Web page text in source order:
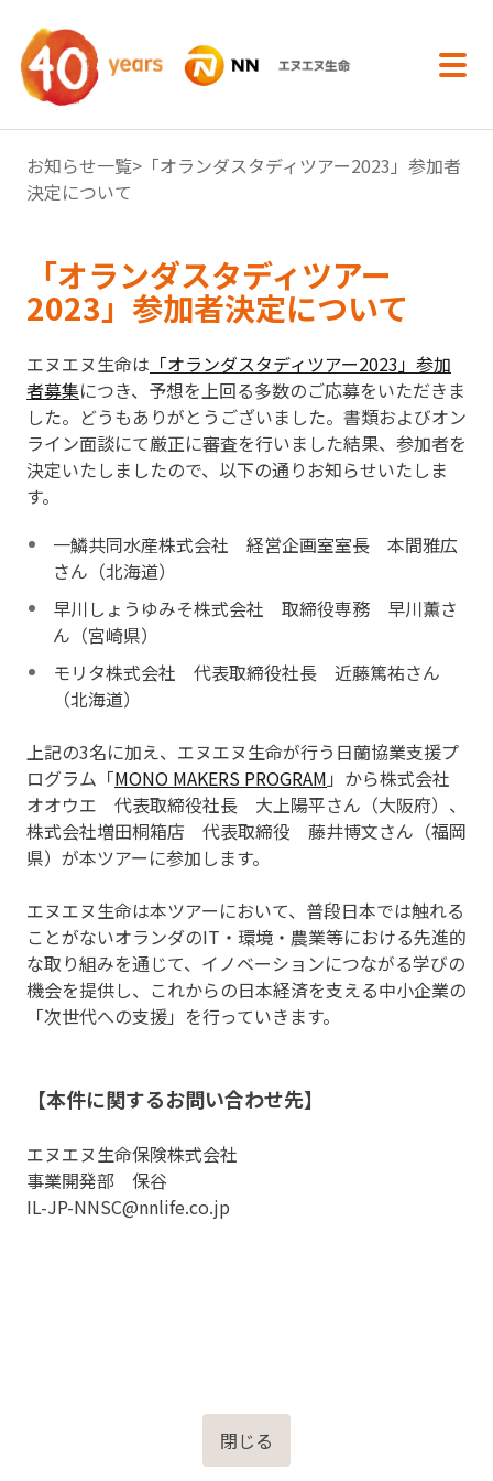
お知らせ一覧>「オランダスタディツアー2023」参加者
決定について
「オランダスタディツアー
2023」参加者決定について
エヌエヌ生命は 「オランダスタディツアー2023」参加
者募集につき、予想を上回る多数のご応募をいただきま
した。どうもありがとうございました。書類およびオン
ライン面談にて厳正に審査を行いました結果、参加者を
決定いたしましたので、以下の通りお知らせいたしま
す。
一鱗共同水産株式会社 経営企画室室長 本間雅広
さん（北海道）
早川しょうゆみそ株式会社 取締役専務 早川薫さ
ん（宮崎県）
モリタ株式会社 代表取締役社長 近藤篤祐さん
（北海道）
上記の3名に加え、エヌエヌ生命が行う日蘭協業支援プ
ログラム「MONO MAKERS PROGRAM 」から株式会社
オオウエ 代表取締役社長 大上陽平さん（大阪府）、
株式会社増田桐箱店 代表取締役 藤井博文さん（福岡
県）が本ツアーに参加します。
エヌエヌ生命は本ツアーにおいて、普段日本では触れる
ことがないオランダのIT・環境・農業等における先進的
な取り組みを通じて、イノベーションにつながる学びの
機会を提供し、これからの日本経済を支える中小企業の
「次世代への支援」を行っていきます。
【本件に関するお問い合わせ先】
エヌエヌ生命保険株式会社
事業開発部 保谷
IL-JP-NNSC@nnlife.co.jp
閉じる